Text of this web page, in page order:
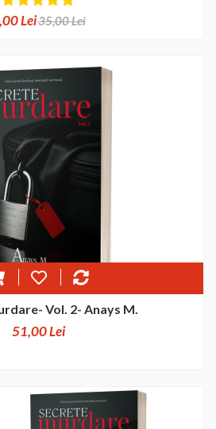
Lei35,00 Lei
Vol. 2- Anays M.
51,00 Lei